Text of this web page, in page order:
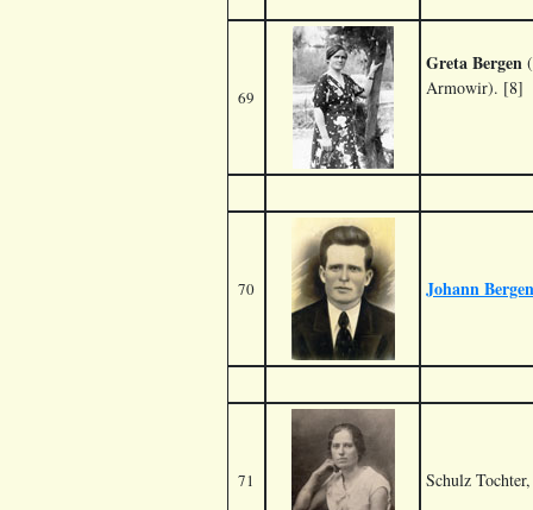
69
Greta Bergen
Armowir). [8]
70 Johann Bergen
71 Schulz